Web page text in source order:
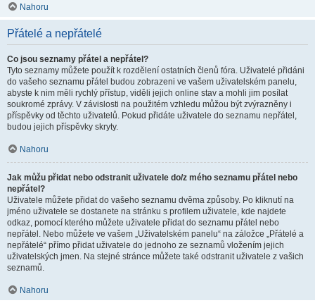
Nahoru
Přátelé a nepřátelé
Co jsou seznamy přátel a nepřátel?
Tyto seznamy můžete použít k rozdělení ostatních členů fóra. Uživatelé přidáni
do vašeho seznamu přátel budou zobrazeni ve vašem uživatelském panelu,
abyste k nim měli rychlý přístup, viděli jejich online stav a mohli jim posílat
soukromé zprávy. V závislosti na použitém vzhledu můžou být zvýrazněny i
příspěvky od těchto uživatelů. Pokud přidáte uživatele do seznamu nepřátel,
budou jejich příspěvky skryty.
Nahoru
Jak můžu přidat nebo odstranit uživatele do/z mého seznamu přátel nebo
nepřátel?
Uživatele můžete přidat do vašeho seznamu dvěma způsoby. Po kliknutí na
jméno uživatele se dostanete na stránku s profilem uživatele, kde najdete
odkaz, pomocí kterého můžete uživatele přidat do seznamu přátel nebo
nepřátel. Nebo můžete ve vašem „Uživatelském panelu“ na záložce „Přátelé a
nepřátelé“ přímo přidat uživatele do jednoho ze seznamů vložením jejich
uživatelských jmen. Na stejné stránce můžete také odstranit uživatele z vašich
seznamů.
Nahoru